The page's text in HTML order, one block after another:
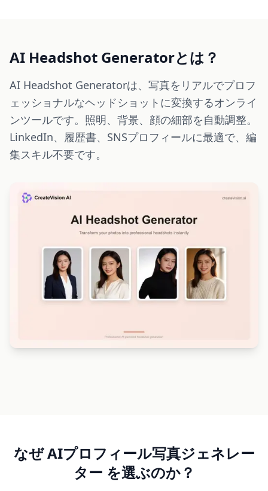
AI Headshot Generatorとは？
AI Headshot Generatorは、写真をリアルでプロフ
ェッショナルなヘッドショットに変換するオンライ
ンツールです。照明、背景、顔の細部を自動調整。
LinkedIn、履歴書、SNSプロフィールに最適で、編
集スキル不要です。
なぜ AIプロフィール写真ジェネレー
ター を選ぶのか？